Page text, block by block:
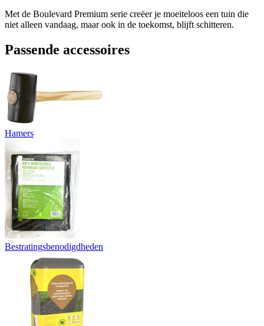
Met de Boulevard Premium serie creëer je moeiteloos een tuin die
niet alleen vandaag, maar ook in de toekomst, blijft schitteren.
Passende accessoires
Hamers
Bestratingsbenodigdheden